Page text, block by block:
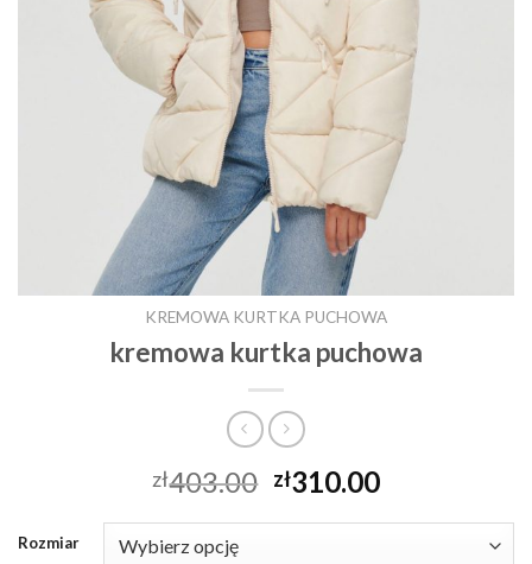
KREMOWA KURTKA PUCHOWA
kremowa kurtka puchowa
zł403.00 zł310.00
Rozmiar